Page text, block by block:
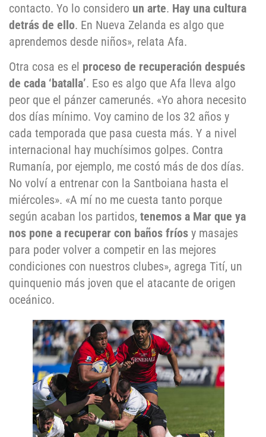
contacto. Yo lo considero un arte. Hay una cultura
detrás de ello. En Nueva Zelanda es algo que
aprendemos desde niños», relata Afa.
Otra cosa es el proceso de recuperación después
de cada ‘batalla’. Eso es algo que Afa lleva algo
peor que el pánzer camerunés. «Yo ahora necesito
dos días mínimo. Voy camino de los 32 años y
cada temporada que pasa cuesta más. Y a nivel
internacional hay muchísimos golpes. Contra
Rumanía, por ejemplo, me costó más de dos días.
No volví a entrenar con la Santboiana hasta el
miércoles». «A mí no me cuesta tanto porque
según acaban los partidos, tenemos a Mar que ya
nos pone a recuperar con baños fríos y masajes
para poder volver a competir en las mejores
condiciones con nuestros clubes», agrega Tití, un
quinquenio más joven que el atacante de origen
oceánico.